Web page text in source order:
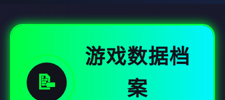
📝
游戏数据档
案